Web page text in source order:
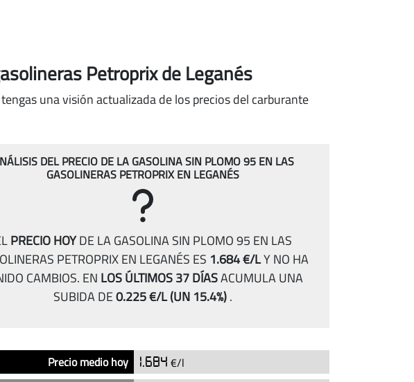
Petroprix de Leganés
una visión actualizada de los precios del carburante
DEL PRECIO DE LA GASOLINA SIN PLOMO 95 EN LAS
GASOLINERAS PETROPRIX EN LEGANÉS
PRECIO HOYDE LA GASOLINA SIN PLOMO 95 EN LAS
PETROPRIX EN LEGANÉS ES 1.684 €/LY NO HA
CAMBIOS. EN LOS ÚLTIMOS 37 DÍASACUMULA UNA
SUBIDA DE0.225 €/L(UN 15.4%).
Precio medio hoy 1.684 €/l